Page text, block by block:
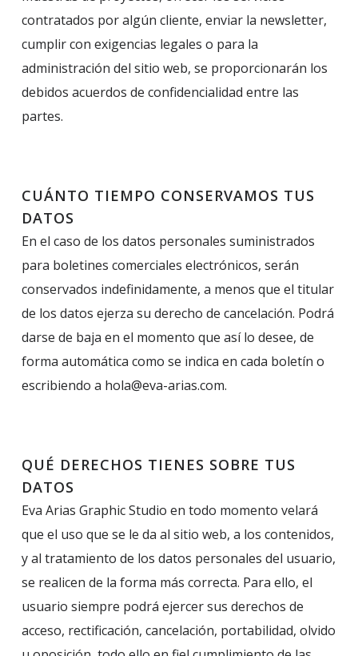
contratados por algún cliente, enviar la newsletter,
cumplir con exigencias legales o para la
administración del sitio web, se proporcionarán los
debidos acuerdos de confidencialidad entre las
partes.
CUÁNTO TIEMPO CONSERVAMOS TUS
DATOS
En el caso de los datos personales suministrados
para boletines comerciales electrónicos, serán
conservados indefinidamente, a menos que el titular
de los datos ejerza su derecho de cancelación. Podrá
darse de baja en el momento que así lo desee, de
forma automática como se indica en cada boletín o
escribiendo a hola@eva-arias.com.
QUÉ DERECHOS TIENES SOBRE TUS
DATOS
Eva Arias Graphic Studio en todo momento velará
que el uso que se le da al sitio web, a los contenidos,
y al tratamiento de los datos personales del usuario,
se realicen de la forma más correcta. Para ello, el
usuario siempre podrá ejercer sus derechos de
acceso, rectificación, cancelación, portabilidad, olvido